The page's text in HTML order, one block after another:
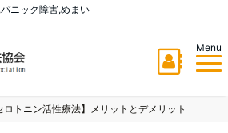
ニック障害,めまい
Menu
ロトニン活性療法】メリットとデメリット